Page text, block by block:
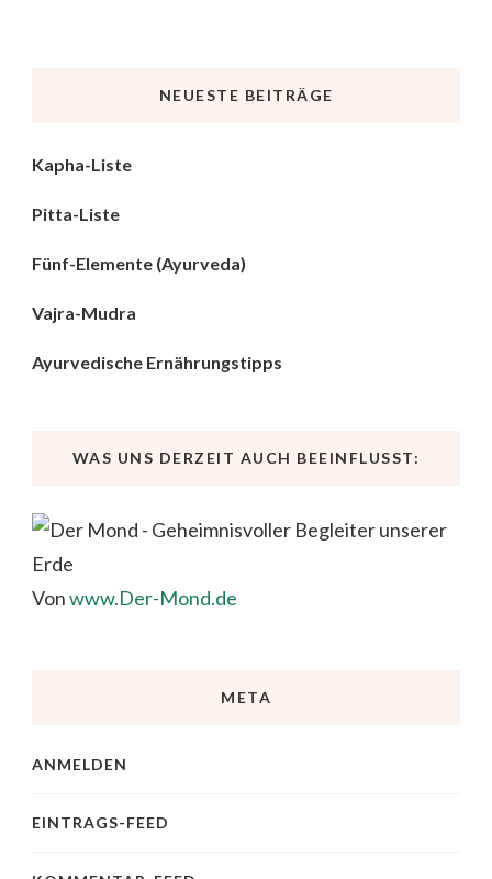
NEUESTE BEITRÄGE
Kapha-Liste
Pitta-Liste
Fünf-Elemente (Ayurveda)
Vajra-Mudra
Ayurvedische Ernährungstipps
WAS UNS DERZEIT AUCH BEEINFLUSST:
Vonwww.Der-Mond.de
META
ANMELDEN
EINTRAGS-FEED